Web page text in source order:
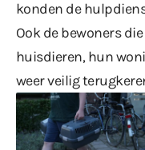
konden de
Ook de bewoners
huisdieren, hun
weer veilig